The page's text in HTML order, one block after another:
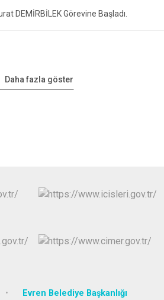
DEMİRBİLEK Görevine Başladı.
Daha fazla göster
Evren Belediye Başkanlığı